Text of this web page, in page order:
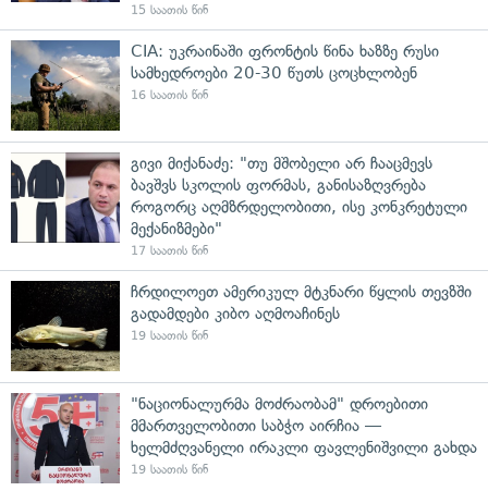
15 საათის წინ
CIA: უკრაინაში ფრონტის წინა ხაზზე რუსი
სამხედროები 20-30 წუთს ცოცხლობენ
16 საათის წინ
გივი მიქანაძე: "თუ მშობელი არ ჩააცმევს
ბავშვს სკოლის ფორმას, განისაზღვრება
როგორც აღმზრდელობითი, ისე კონკრეტული
მექანიზმები"
17 საათის წინ
ჩრდილოეთ ამერიკულ მტკნარი წყლის თევზში
გადამდები კიბო აღმოაჩინეს
19 საათის წინ
"ნაციონალურმა მოძრაობამ" დროებითი
მმართველობითი საბჭო აირჩია —
ხელმძღვანელი ირაკლი ფავლენიშვილი გახდა
19 საათის წინ